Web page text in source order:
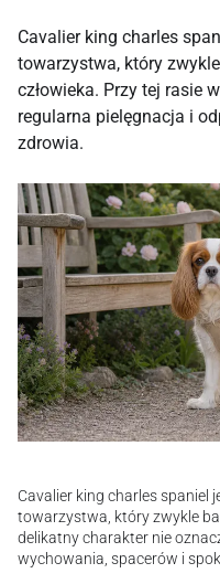
Cavalier king charles
towarzystwa, który
człowieka. Przy tej rasie
regularna pielęgnacja i
zdrowia.
Cavalier king charles spaniel
towarzystwa, który zwykle
delikatny charakter nie
wychowania, spacerów i